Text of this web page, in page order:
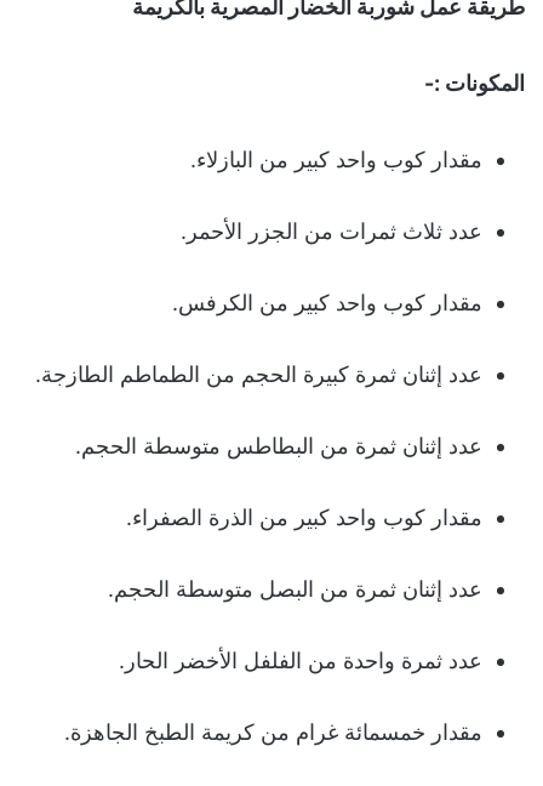
طريقة عمل شوربة الخضار المصرية بالكريمة
المكونات :-
مقدار كوب واحد كبير من البازلاء.
عدد ثلاث ثمرات من الجزر الأحمر.
مقدار كوب واحد كبير من الكرفس.
عدد إثنان ثمرة كبيرة الحجم من الطماطم الطازجة.
عدد إثنان ثمرة من البطاطس متوسطة الحجم.
مقدار كوب واحد كبير من الذرة الصفراء.
عدد إثنان ثمرة من البصل متوسطة الحجم.
عدد ثمرة واحدة من الفلفل الأخضر الحار.
مقدار خمسمائة غرام من كريمة الطبخ الجاهزة.